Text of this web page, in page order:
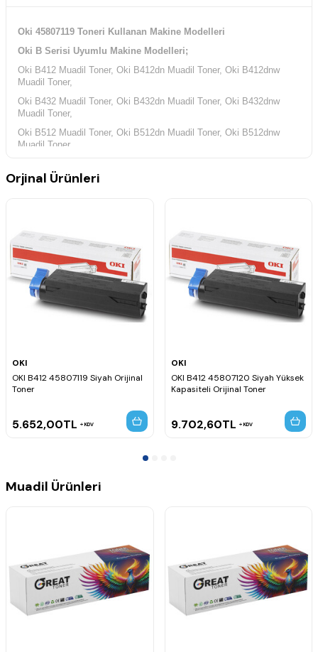
Oki 45807119 Toneri Kullanan Makine Modelleri
Oki B Serisi Uyumlu Makine Modelleri;
Oki B412 Muadil Toner, Oki B412dn Muadil Toner, Oki B412dnw
Muadil Toner,
Oki B432 Muadil Toner, Oki B432dn Muadil Toner, Oki B432dnw
Muadil Toner,
Oki B512 Muadil Toner, Oki B512dn Muadil Toner, Oki B512dnw
Muadil Toner,
Oki MB472 Muadil Toner, Oki MB472dnw Muadil Toner, Oki MB492
Orjinal Ürünleri
OKI
OKI B412 45807119 Siyah Orijinal
Toner
5.652,00TL KDV
OKI
OKI B412 45807120 Siyah Yüksek
Kapasiteli Orijinal Toner
9.702,60TL KDV
Muadil Ürünleri